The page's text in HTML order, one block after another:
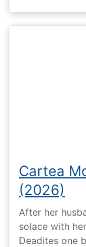
Cartea
(2026)
After her
solace with
Deadites one